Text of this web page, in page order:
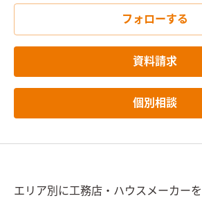
フォローする
資料請求
個別相談
エリア別に工務店・ハウスメーカー